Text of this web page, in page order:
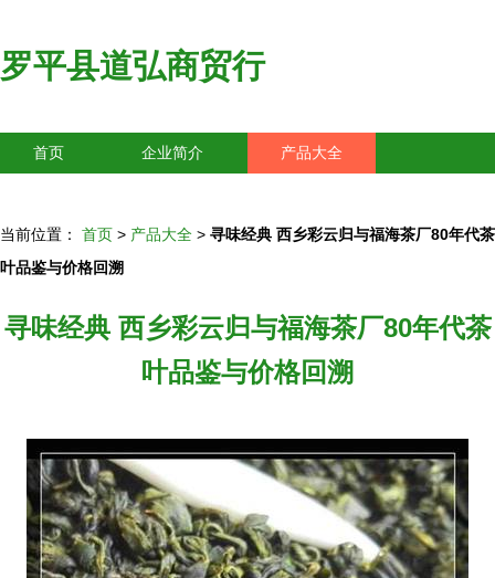
罗平县道弘商贸行
首页 企业简介 产品大全
当前位置： 首页 > 产品大全 > 寻味经典 西乡彩云归与福海茶厂80年代茶
叶品鉴与价格回溯
寻味经典 西乡彩云归与福海茶厂80年代茶
叶品鉴与价格回溯